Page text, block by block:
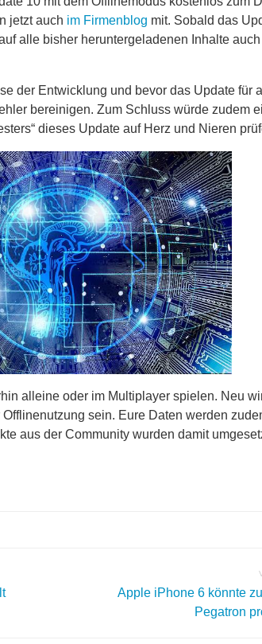
jetzt auch im Firmenblog mit. Sobald das
alle bisher heruntergeladenen Inhalte
der Entwicklung und bevor das Update für
bereinigen. Zum Schluss würde zudem
dieses Update auf Herz und Nieren
alleine oder im Multiplayer spielen. Neu
sein. Eure Daten werden
aus der Community wurden damit
Apple iPhone 6 könnte
Pegatron